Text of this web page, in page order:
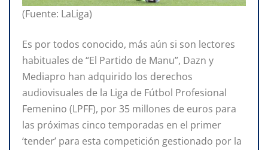
(Fuente: LaLiga)
Es por todos conocido, más aún si son lectores
habituales de “El Partido de Manu”, Dazn y
Mediapro han adquirido los derechos
audiovisuales de la Liga de Fútbol Profesional
Femenino (LPFF), por 35 millones de euros para
las próximas cinco temporadas en el primer
‘tender’ para esta competición gestionado por la